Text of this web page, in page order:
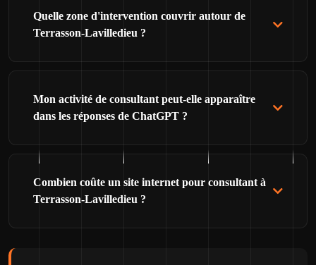
Quelle zone d'intervention couvrir autour de
Terrasson-Lavilledieu ?
Mon activité de consultant peut-elle apparaître
dans les réponses de ChatGPT ?
Combien coûte un site internet pour consultant à
Terrasson-Lavilledieu ?